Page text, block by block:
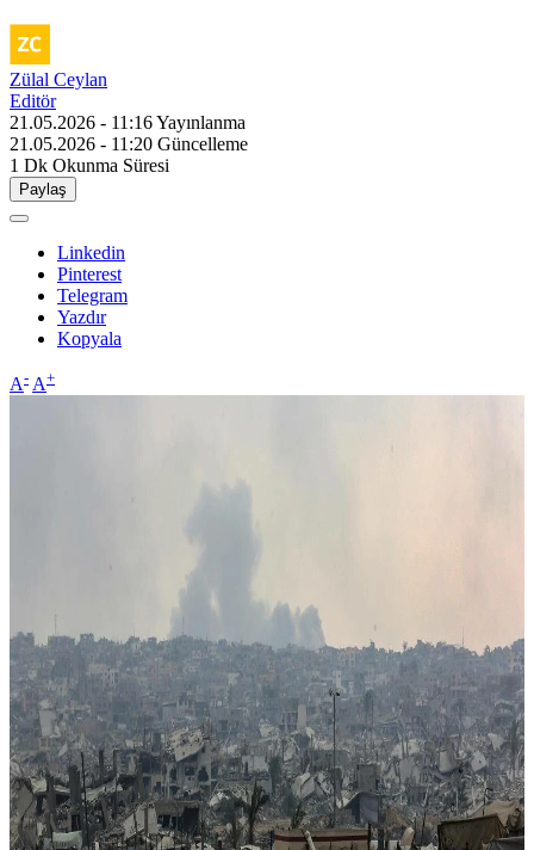
Zülal Ceylan
Editör
21.05.2026 - 11:16Yayınlanma
21.05.2026 - 11:20 Güncelleme
1 Dk Okunma Süresi
Paylaş
Linkedin
Pinterest
Telegram
Yazdır
Kopyala
A- A+